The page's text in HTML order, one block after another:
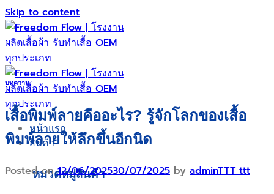
Skip to content
หน้าแรก
สินค้า
หมวดหมู่สินค้า
บทความ
เสื้อพิมพ์ลายคืออะไร? รู้จักโลกของเสื้อ
พิมพ์ลายให้ลึกขึ้นอีกนิด
Posted on12/06/202530/07/2025 by adminTTT ttt